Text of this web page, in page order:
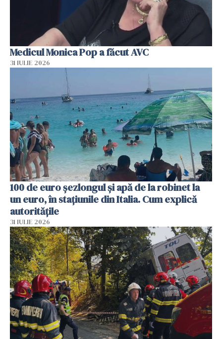
Medicul Monica Pop a făcut AVC
31 IULIE 2026
100 de euro șezlongul și apă de la robinet la
un euro, în stațiunile din Italia. Cum explică
autoritățile
31 IULIE 2026